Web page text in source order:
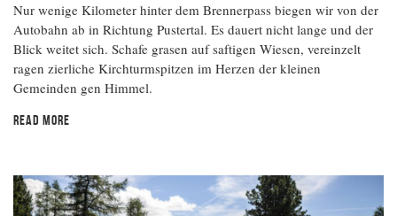
Nur wenige Kilometer hinter dem Brennerpass biegen wir von der
Autobahn ab in Richtung Pustertal. Es dauert nicht lange und der
Blick weitet sich. Schafe grasen auf saftigen Wiesen, vereinzelt
ragen zierliche Kirchturmspitzen im Herzen der kleinen
Gemeinden gen Himmel.
READ MORE